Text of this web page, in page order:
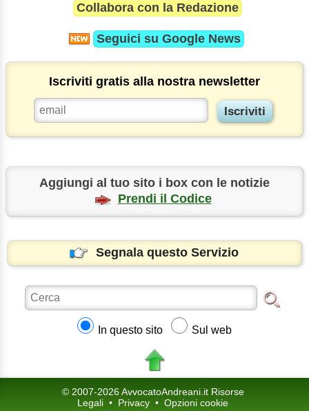
Collabora con la Redazione
Seguici su Google News
Iscriviti gratis alla nostra newsletter
Aggiungi al tuo sito i box con le notizie
Prendi il Codice
Segnala questo Servizio
In questo sito Sul web
© 2007-2026 AvvocatoAndreani.it Risorse
Legali • Privacy • Opzioni cookie